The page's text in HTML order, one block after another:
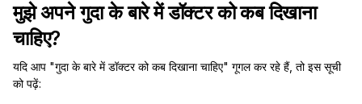
मुझे अपने गुदा के बारे में डॉक्टर को कब दिखाना
चाहिए?
यदि आप "गुदा के बारे में डॉक्टर को कब दिखाना चाहिए" गूगल कर रहे हैं, तो इस सूची
को पढ़ें: